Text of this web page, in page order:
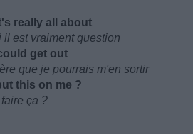
really all about
est vraiment question
get out
que je pourrais m'en sortir
this on me ?
ça ?